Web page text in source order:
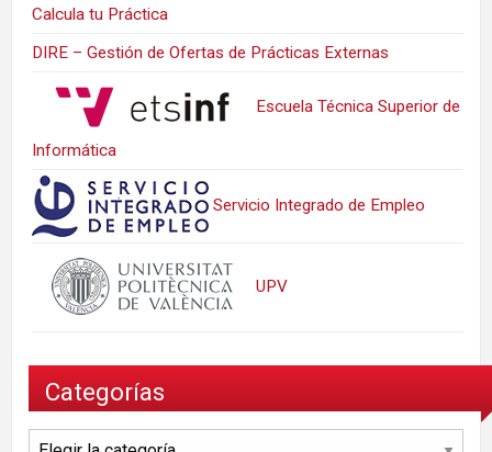
Calcula tu Práctica
DIRE – Gestión de Ofertas de Prácticas Externas
Escuela Técnica Superior de
Informática
Servicio Integrado de Empleo
UPV
Categorías
Categorías